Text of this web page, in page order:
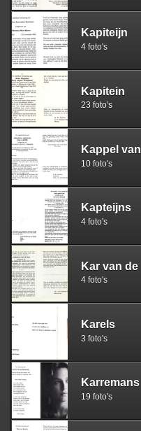
Kapiteijn
4 foto's
Kapitein
23 foto's
Kappel van
10 foto's
Kapteijns
4 foto's
Kar van de
4 foto's
Karels
3 foto's
Karremans
19 foto's